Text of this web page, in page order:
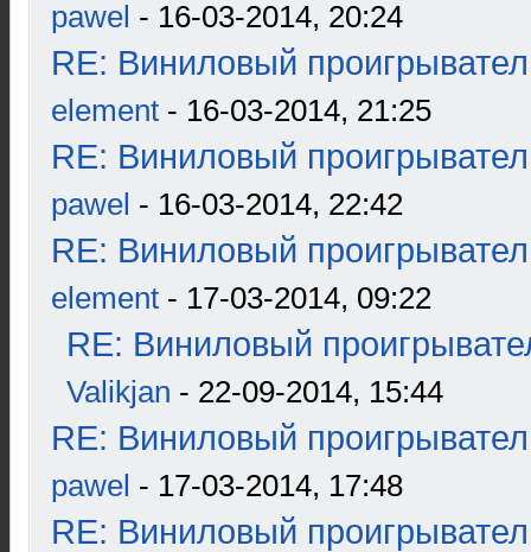
pawel - 16-03-2014, 20:24
RE: Виниловый
element - 16-03-2014, 21:25
RE: Виниловый
pawel - 16-03-2014, 22:42
RE: Виниловый
element - 17-03-2014, 09:22
RE: Виниловый
Valikjan - 22-09-2014, 15:44
RE: Виниловый
pawel - 17-03-2014, 17:48
RE: Виниловый